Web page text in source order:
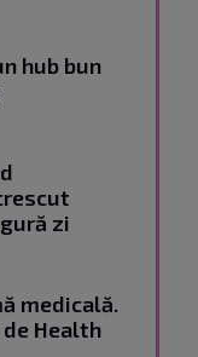
hub bun
zi
medicală.
Health